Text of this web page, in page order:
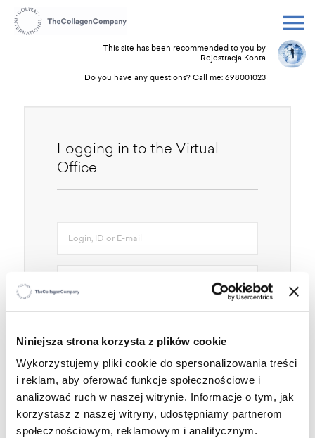
Niniejsza strona korzysta z plików cookie
Wykorzystujemy pliki cookie do spersonalizowania treści
i reklam, aby oferować funkcje społecznościowe i
analizować ruch w naszej witrynie. Informacje o tym, jak
korzystasz z naszej witryny, udostępniamy partnerom
społecznościowym, reklamowym i analitycznym.
This site has been recommended to you by
Rejestracja Konta
Do you have any questions? Call me: 698001023
Logging in to the Virtual
Office
CAN'T REMEMBER YOUR PASSWORD?
IS YOUR ACCOUNT INACTIVE?
Zalogowanie oznacza akceptacjęRegulaminu
zakupówiRegulaminu współpracyw aktualnym
brzmieniu.